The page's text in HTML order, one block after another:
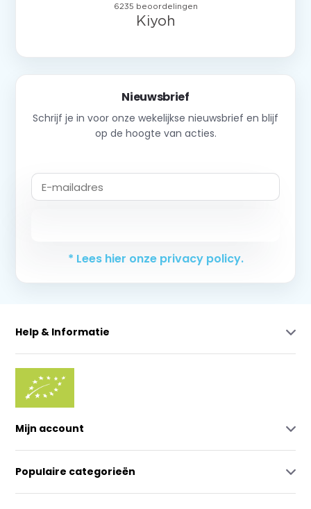
Nieuwsbrief
Schrijf je in voor onze wekelijkse nieuwsbrief en blijf
op de hoogte van acties.
* Lees hier onze privacy policy.
Help & Informatie
Mijn account
Populaire categorieën